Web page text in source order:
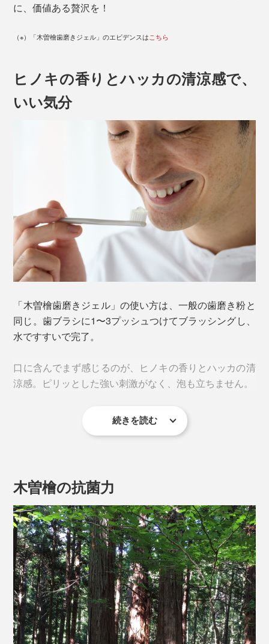
に、価値ある贅沢を！
（※）「木曽檜歯磨きジェル」のエビデンスはこちら
ヒノキの香りとハッカの清涼感で、
いい気分
「木曽檜歯磨きジェル」の使い方は、一般の歯磨き粉と
同じ。歯ブラシに1〜3プッシュつけてブラッシングし、
水ですすいで完了。
口に含んでまず感じるのが、ヒノキの香りとハッカの清
涼感。ピリッとした強い刺激がなく、泡も立ちません。
泡が立たないことで、液だれしにくく、舌で歯のザラザ
です。
歯磨き後の歯はツルツル。研磨剤フリーなのに、歯垢が
しっかり落とせているのが分かります。
特にそのパワーを実感するのが、朝、目覚めた時。就寝
前に本品で歯を磨けば、寝起きの口内がネバついていな
いのに気づくはず。
この爽快感、使い始めたらリピート確定です。
続きを読む
木曽檜の抗菌力